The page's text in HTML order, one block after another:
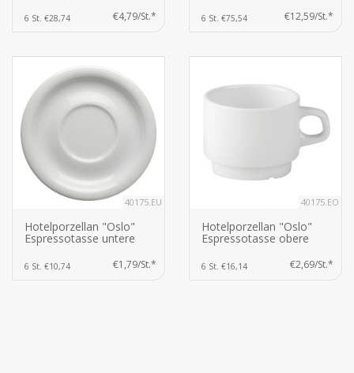
6 St. €28,74 €4,79/St.* 6 St. €75,54 €12,59/St.*
40175.EU
Hotelporzellan "Oslo"
Espressotasse untere
6 St. €10,74 €1,79/St.*
40175.EO
Hotelporzellan "Oslo"
Espressotasse obere
6 St. €16,14 €2,69/St.*